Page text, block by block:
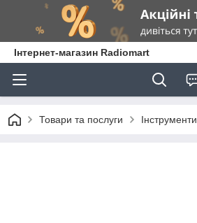
Інтернет-магазин Radiomart
Товари та послуги Інструменти